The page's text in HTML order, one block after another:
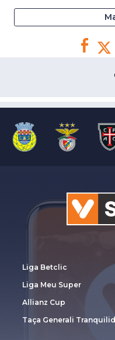
Liga Betclic
Liga Meu Super
Allianz Cup
Taça Generali